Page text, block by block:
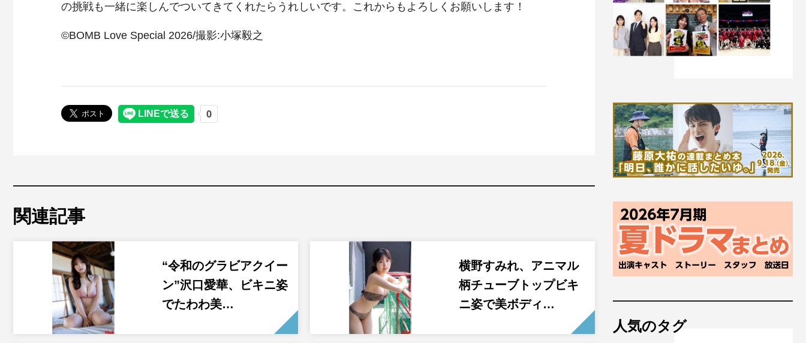
の挑戦も一緒に楽しんでついてきてくれたらうれしいです。これからもよろしくお願いします！
©BOMB Love Special 2026/撮影:小塚毅之
関連記事
“令和のグラビアクイー
ン”沢口愛華、ビキニ姿
でたわわ美…
横野すみれ、アニマル
柄チューブトップビキ
ニ姿で美ボディ…
人気のタグ